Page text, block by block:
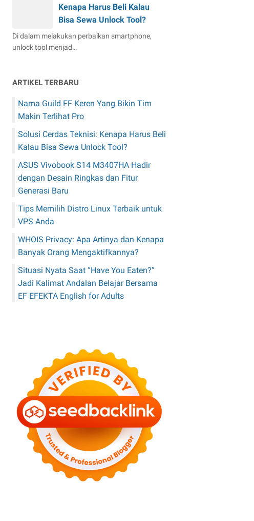
Kenapa Harus Beli Kalau
Bisa Sewa Unlock Tool?
Di dalam melakukan perbaikan smartphone,
unlock tool menjad…
ARTIKEL TERBARU
Nama Guild FF Keren Yang Bikin Tim
Makin Terlihat Pro
Solusi Cerdas Teknisi: Kenapa Harus Beli
Kalau Bisa Sewa Unlock Tool?
ASUS Vivobook S14 M3407HA Hadir
dengan Desain Ringkas dan Fitur
Generasi Baru
Tips Memilih Distro Linux Terbaik untuk
VPS Anda
WHOIS Privacy: Apa Artinya dan Kenapa
Banyak Orang Mengaktifkannya?
Situasi Nyata Saat “Have You Eaten?”
Jadi Kalimat Andalan Belajar Bersama
EF EFEKTA English for Adults